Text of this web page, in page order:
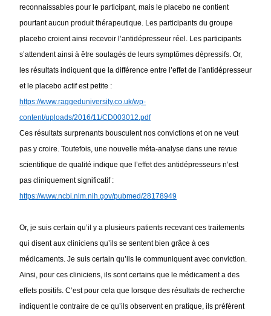
reconnaissables pour le participant, mais le placebo ne contient
pourtant aucun produit thérapeutique. Les participants du groupe
placebo croient ainsi recevoir l’antidépresseur réel. Les participants
s’attendent ainsi à être soulagés de leurs symptômes dépressifs. Or,
les résultats indiquent que la différence entre l’effet de l’antidépresseur
et le placebo actif est petite :
https://www.raggeduniversity.co.uk/wp-
content/uploads/2016/11/CD003012.pdf
Ces résultats surprenants bousculent nos convictions et on ne veut
pas y croire. Toutefois, une nouvelle méta-analyse dans une revue
scientifique de qualité indique que l’effet des antidépresseurs n’est
https://www.ncbi.nlm.nih.gov/pubmed/28178949
Or, je suis certain qu’il y a plusieurs patients recevant ces traitements
qui disent aux cliniciens qu’ils se sentent bien grâce à ces
médicaments. Je suis certain qu’ils le communiquent avec conviction.
Ainsi, pour ces cliniciens, ils sont certains que le médicament a des
effets positifs. C’est pour cela que lorsque des résultats de recherche
indiquent le contraire de ce qu’ils observent en pratique, ils préfèrent